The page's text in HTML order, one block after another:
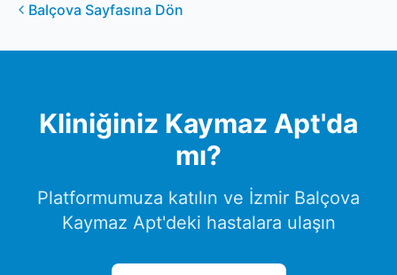
Balçova Sayfasına Dön
Kliniğiniz Kaymaz Apt'da
mı?
Platformumuza katılın ve İzmir Balçova
Kaymaz Apt'deki hastalara ulaşın